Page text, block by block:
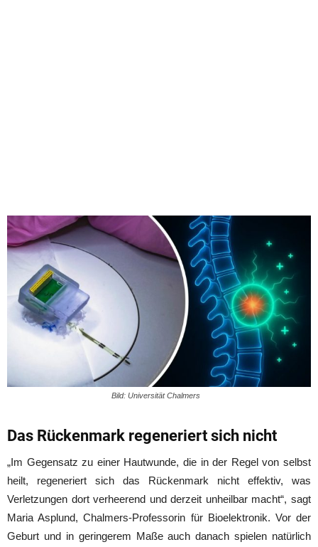
Bild: Universität Chalmers
Das Rückenmark regeneriert sich nicht
„Im Gegensatz zu einer Hautwunde, die in der Regel von selbst
heilt, regeneriert sich das Rückenmark nicht effektiv, was
Verletzungen dort verheerend und derzeit unheilbar macht“, sagt
Maria Asplund, Chalmers-Professorin für Bioelektronik. Vor der
Geburt und in geringerem Maße auch danach spielen natürlich